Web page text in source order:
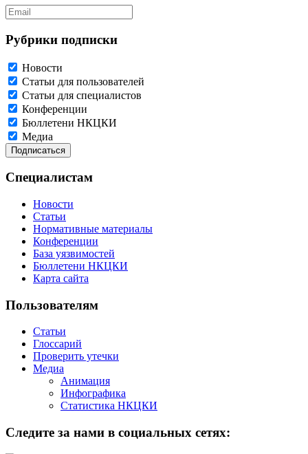
Рубрики подписки
Новости
Статьи для пользователей
Статьи для специалистов
Конференции
Бюллетени НКЦКИ
Медиа
Специалистам
Новости
Статьи
Нормативные материалы
Конференции
База уязвимостей
Бюллетени НКЦКИ
Карта сайта
Пользователям
Статьи
Глоссарий
Проверить утечки
Медиа
Анимация
Инфографика
Статистика НКЦКИ
Следите за нами в социальных сетях: